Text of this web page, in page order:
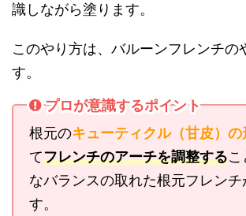
識しながら塗ります。
このやり方は、バルーンフレンチの
す。
プロが意識するポイント
根元のキューティクル（甘皮）の
てフレンチのアーチを調整する
なバランスの取れた根元フレンチ
す。